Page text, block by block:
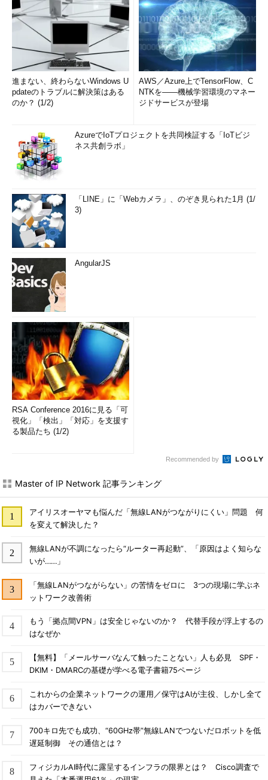
進まない、終わらないWindows U
pdateのトラブルに解決策はある
のか？ (1/2)
AWS／Azure上でTensorFlow、C
NTKを――機械学習環境のマネー
ジドサービスが登場
AzureでIoTプロジェクトを共同検証する「IoTビジ
ネス共創ラボ」
「LINE」に「Webカメラ」、のぞき見られた1月 (1/
3)
AngularJS
RSA Conference 2016に見る「可
視化」「検出」「対応」を支援す
る製品たち (1/2)
Recommended by
Master of IP Network 記事ランキング
アイリスオーヤマも悩んだ「無線LANがつながりにくい」問題 何
を変えて解決した？
無線LANが不調になったら“ルーター再起動”、「原因はよく知らな
いが……」
「無線LANがつながらない」の苦情をゼロに 3つの現場に学ぶネ
ットワーク改善術
もう「拠点間VPN」は安全じゃないのか？ 代替手段が浮上するの
はなぜか
【無料】「メールサーバなんて触ったことない」人も必見 SPF・
DKIM・DMARCの基礎が学べる電子書籍75ページ
これからの企業ネットワークの運用／保守はAIが主役、しかし全て
はカバーできない
700キロ先でも成功、“60GHz帯”無線LANでつないだロボットを低
遅延制御 その通信とは？
フィジカルAI時代に露呈するインフラの限界とは？ Cisco調査で